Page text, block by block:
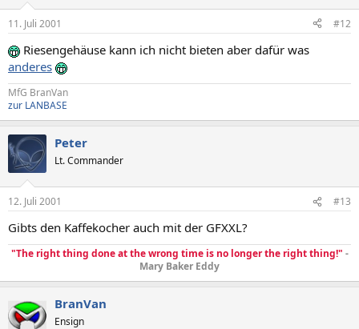
11. Juli 2001 #12
Riesengehäuse kann ich nicht bieten aber dafür was
anderes
MfG BranVan
zur LANBASE
Peter
Lt. Commander
12. Juli 2001 #13
Gibts den Kaffekocher auch mit der GFXXL?
"The right thing done at the wrong time is no longer the right thing!" -
Mary Baker Eddy
BranVan
Ensign